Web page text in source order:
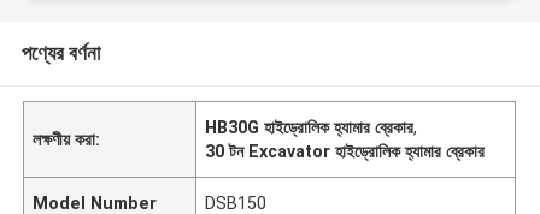
পণ্যের বর্ণনা
লক্ষণীয় করা:
HB30G হাইড্রোলিক হ্যামার ব্রেকার,
30 টন Excavator হাইড্রোলিক হ্যামার ব্রেকার
Model Number DSB150